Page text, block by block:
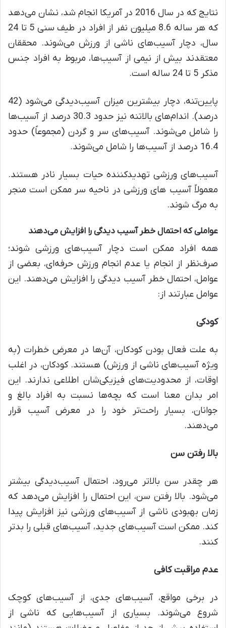
نتایج که در سال 2016 در آمریکا انجام شد، نشان می‌دهد
که هر ساله 8.6 میلیون نفر از افراد در طیف سنی 5 تا 24
سال، دچار آسیب‌های ناشی از ورزش می‌شوند. محققان
معتقدند بیش از نیمی از آسیب‌ها، مربوط به افراد جنس
مذکر 5 تا 24 ساله است.
پایین‌تنه، دچار بیشترین میزان آسیب‌دیدگی می‌شود (42
درصد). اندام‌های بالاتنه نیز حدود 30.3 درصد از آسیب‌ها
را شامل می‌شوند. آسیب‌های سر و گردن (مجموعاً) حدود
16.4 درصد از آسیب‌ها را شامل می‌شوند.
آسیب‌های ورزشی تهدیدکننده حیات بسیار نادر هستند.
معمولاً آسیب ‌های ورزشی در ناحیه سر ممکن است منجر
به مرگ شوند.
عواملی که احتمال خطر آسیب دیدگی را افزایش می‌دهند
همه‌ افراد ممکن است دچار آسیب‌های ورزشی شوند؛
صرف‌نظر از انجام یا عدم انجام ورزش حرفه‌ای، بعضی از
عوامل، احتمال خطر آسیب دیدگی را افزایش می‌دهند. این
عوامل عبارتند از:
کودکی
به علت فعال بودن کودکان، آن‌ها در معرض خطرات (به
ویژه آسیب‌های ناشی از ورزش) هستند. کودکان، در اغلب
اوقات، از محدودیت‌های فیزیکی‌شان اطلاعی ندارند. این
امر بدان معنا است که بچه‌ها نسبت به افراد بالغ و
جوانان، بسیار راحت‌تر خود را در معرض آسیب قرار
می‌دهند.
بالا رفتن سن
هر چقدر سن بالاتر می‌رود، احتمال آسیب‌دیدگی بیشتر
می‌شود. بالا رفتن سن، این احتمال را افزایش می‌دهد که
زمان بهبودی ناشی از آسیب‌های ورزشی نیز افزایش پیدا
کند. ممکن است آسیب‌های جدید، آسیب‌های قبلی را بدتر
کنند.
عدم مراقبت کافی
در برخی مواقع، آسیب‌های جدی، از آسیب‌های کوچک
شروع می‌شوند. بسیاری از آسیب‌هایی که ناشی از